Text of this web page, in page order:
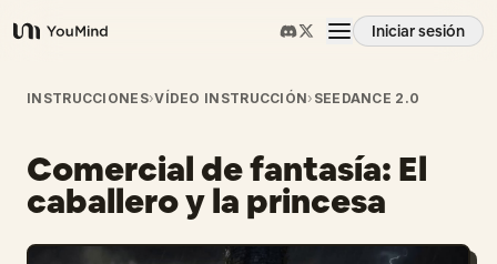
YouMind
Iniciar sesión
Resumen
Casos de uso
Habilidades
INSTRUCCIONES›VÍDEO INSTRUCCIÓN› SEEDANCE 2.0
Comercial de fantasía: El
caballero y la princesa